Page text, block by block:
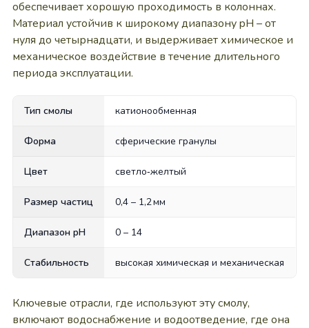
обеспечивает хорошую проходимость в колоннах.
Материал устойчив к широкому диапазону pH – от
нуля до четырнадцати, и выдерживает химическое и
механическое воздействие в течение длительного
периода эксплуатации.
Тип смолы катионообменная
Форма сферические гранулы
Цвет светло‑желтый
Размер частиц 0,4 – 1,2 мм
Диапазон pH 0 – 14
Стабильность высокая химическая и механическая
Ключевые отрасли, где используют эту смолу,
включают водоснабжение и водоотведение, где она